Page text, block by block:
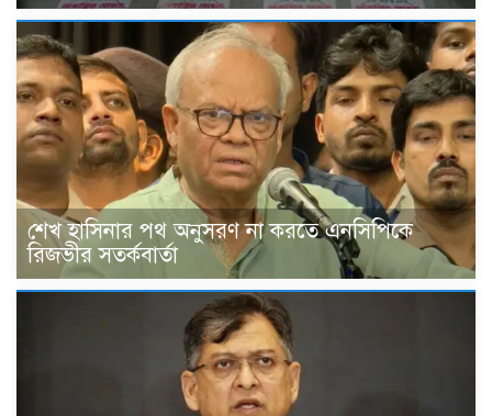
শেখ হাসিনার পথ অনুসরণ না করতে এনসিপিকে
রিজভীর সতর্কবার্তা